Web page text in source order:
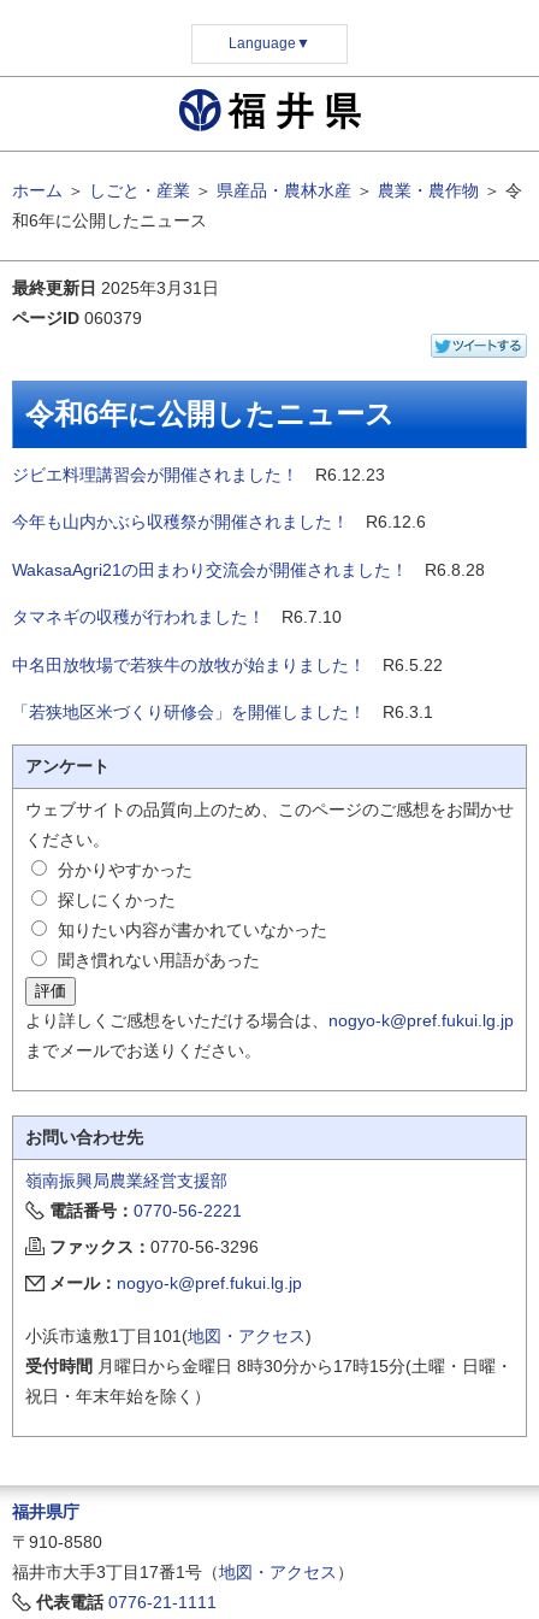
Language ▼
ホーム ＞ しごと・産業 ＞ 県産品・農林水産 ＞ 農業・農作物 ＞ 令
和6年に公開したニュース
最終更新日 2025年3月31日
ページID 060379
令和6年に公開したニュース
ジビエ料理講習会が開催されました！ R6.12.23
今年も山内かぶら収穫祭が開催されました！ R6.12.6
WakasaAgri21の田まわり交流会が開催されました！ R6.8.28
タマネギの収穫が行われました！ R6.7.10
中名田放牧場で若狭牛の放牧が始まりました！ R6.5.22
「若狭地区米づくり研修会」を開催しました！ R6.3.1
アンケート
ウェブサイトの品質向上のため、このページのご感想をお聞かせ
ください。
分かりやすかった
探しにくかった
知りたい内容が書かれていなかった
聞き慣れない用語があった
より詳しくご感想をいただける場合は、 nogyo-k@pref.fukui.lg.jp
までメールでお送りください。
お問い合わせ先
嶺南振興局農業経営支援部
電話番号： 0770-56-2221
ファックス： 0770-56-3296
メール： nogyo-k@pref.fukui.lg.jp
小浜市遠敷1丁目101(地図・アクセス)
受付時間 月曜日から金曜日 8時30分から17時15分(土曜・日曜・
祝日・年末年始を除く）
福井県庁
〒910-8580
福井市大手3丁目17番1号（地図・アクセス ）
代表電話 0776-21-1111